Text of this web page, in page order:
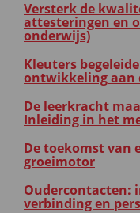
Versterk de
attesteringen en
onderwijs)
Kleuters
ontwikkeling aan
De leerkracht
Inleiding in het
De toekomst van
groeimotor
Oudercontacten:
verbinding en